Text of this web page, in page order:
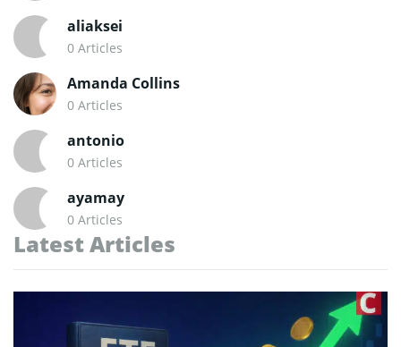
aliaksei
0 Articles
Amanda Collins
0 Articles
antonio
0 Articles
ayamay
0 Articles
Latest Articles